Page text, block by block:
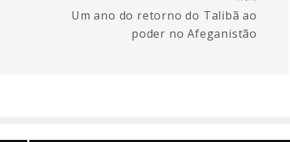
Um ano do retorno do Talibã ao
poder no Afeganistão